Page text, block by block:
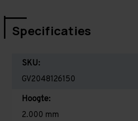
Specificaties
SKU:
GV2048126150
Hoogte:
2.000 mm